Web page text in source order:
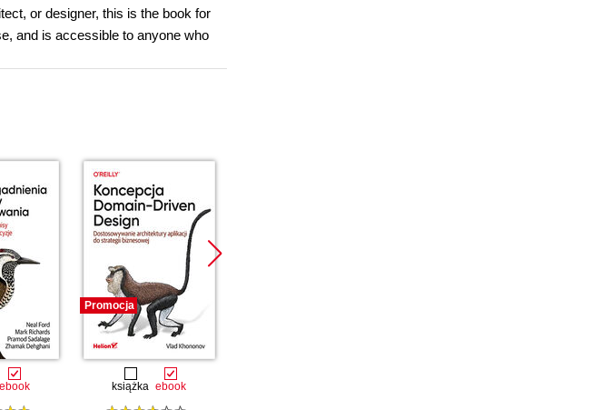
or designer, this is the book for
and is accessible to anyone who
ebook
Promocja
książka ebook